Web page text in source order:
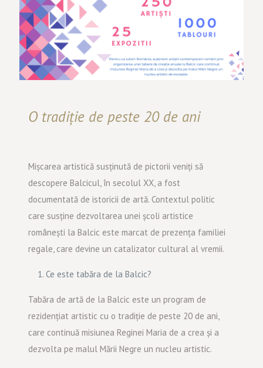
O tradiție de peste 20 de ani
Mișcarea artistică susținută de pictorii veniți să
descopere Balcicul, în secolul XX, a fost
documentată de istoricii de artă. Contextul politic
care susține dezvoltarea unei școli artistice
românești la Balcic este marcat de prezența familiei
regale, care devine un catalizator cultural al vremii.
Ce este tabăra de la Balcic?
Tabăra de artă de la Balcic este un program de
rezidențiat artistic cu o tradiție de peste 20 de ani,
care continuă misiunea Reginei Maria de a crea și a
dezvolta pe malul Mării Negre un nucleu artistic.